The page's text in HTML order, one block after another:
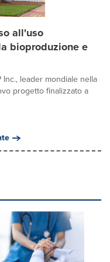
all'uso
bioproduzione e
leader mondiale nella
progetto finalizzato a